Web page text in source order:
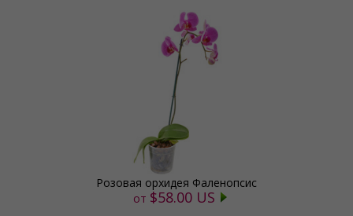
Розовая орхидея Фаленопсис
от $58.00 US